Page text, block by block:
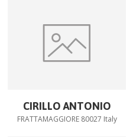
CIRILLO ANTONIO
FRATTAMAGGIORE 80027 Italy